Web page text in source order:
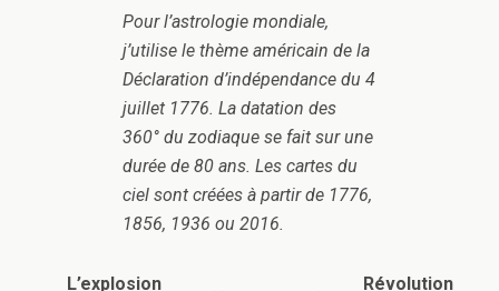
Pour l’astrologie mondiale,
j’utilise le thème américain de la
Déclaration d’indépendance du 4
juillet 1776. La datation des
360° du zodiaque se fait sur une
durée de 80 ans. Les cartes du
ciel sont créées à partir de 1776,
1856, 1936 ou 2016.
L’explosion
Révolution